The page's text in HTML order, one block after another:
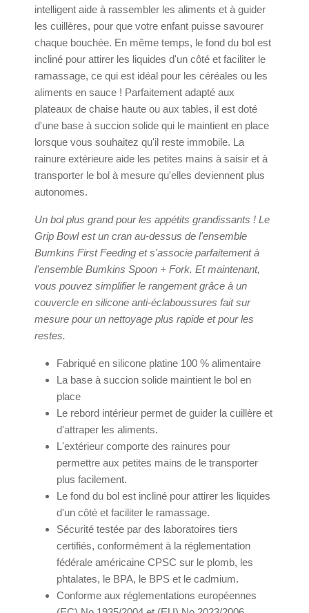
intelligent aide à rassembler les aliments et à guider
les cuillères, pour que votre enfant puisse savourer
chaque bouchée. En même temps, le fond du bol est
incliné pour attirer les liquides d'un côté et faciliter le
ramassage, ce qui est idéal pour les céréales ou les
aliments en sauce ! Parfaitement adapté aux
plateaux de chaise haute ou aux tables, il est doté
d'une base à succion solide qui le maintient en place
lorsque vous souhaitez qu'il reste immobile. La
rainure extérieure aide les petites mains à saisir et à
transporter le bol à mesure qu'elles deviennent plus
autonomes.
Un bol plus grand pour les appétits grandissants ! Le
Grip Bowl est un cran au-dessus de l'ensemble
Bumkins First Feeding et s'associe parfaitement à
l'ensemble Bumkins Spoon + Fork. Et maintenant,
vous pouvez simplifier le rangement grâce à un
couvercle en silicone anti-éclaboussures fait sur
mesure pour un nettoyage plus rapide et pour les
restes.
Fabriqué en silicone platine 100 % alimentaire
La base à succion solide maintient le bol en
place
Le rebord intérieur permet de guider la cuillère et
d'attraper les aliments.
L'extérieur comporte des rainures pour
permettre aux petites mains de le transporter
plus facilement.
Le fond du bol est incliné pour attirer les liquides
d'un côté et faciliter le ramassage.
Sécurité testée par des laboratoires tiers
certifiés, conformément à la réglementation
fédérale américaine CPSC sur le plomb, les
phtalates, le BPA, le BPS et le cadmium.
Conforme aux réglementations européennes